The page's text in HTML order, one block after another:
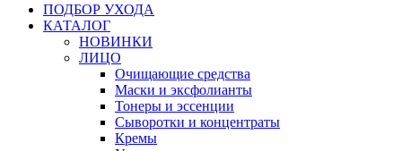
ПОДБОР УХОДА
КАТАЛОГ
НОВИНКИ
ЛИЦО
Очищающие средства
Маски и эксфолианты
Тонеры и эссенции
Сыворотки и концентраты
Кремы